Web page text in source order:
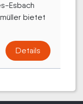
Esbach
bietet
Details